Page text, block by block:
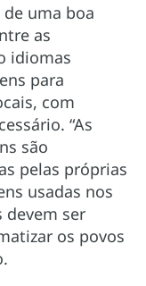
uma boa
as
idiomas
para
com
“As
são
pelas próprias
usadas nos
devem ser
os povos